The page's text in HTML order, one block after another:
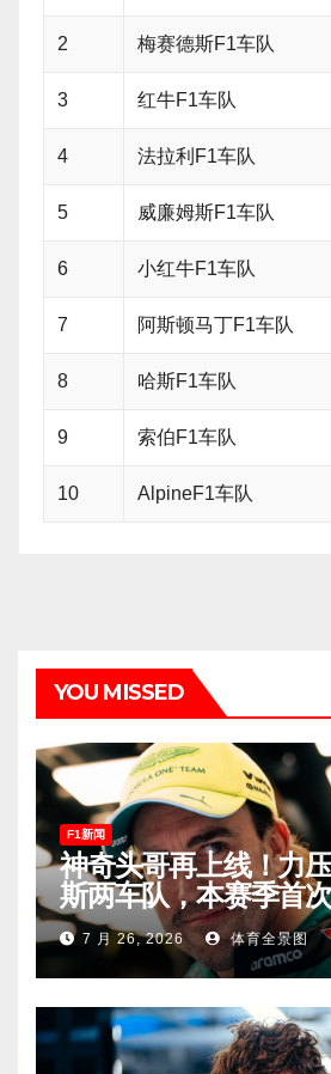
2 梅赛德斯F1车队
3 红牛F1车队
4 法拉利F1车队
5 威廉姆斯F1车队
6 小红牛F1车队
7 阿斯顿马丁F1车队
8 哈斯F1车队
9 索伯F1车队
10 AlpineF1车队
YOU MISSED
F1新闻
神奇头哥再上线！力
斯两车队，本赛季首
车迷终于扬眉吐气！
7 月 26, 2026 体育全景图